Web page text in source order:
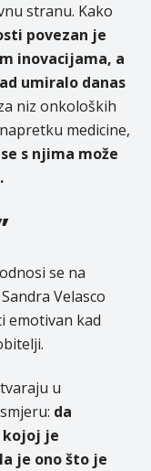
stranu. Kako
povezan je
inovacijama, a
umiralo danas
niz onkoloških
medicine,
s njima može
se na
Velasco
emotivan kad
u
da
kojoj je
je ono što je